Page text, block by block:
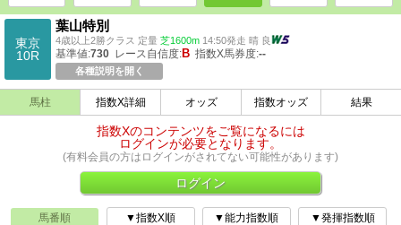
東京
10R
葉山特別
4歳以上2勝クラス 定量 芝1600m 14:50発走 晴 良
基準値:730 レース自信度:B 指数X馬券度:--
各種説明を開く
馬柱 指数X詳細 オッズ 指数オッズ 結果
指数Xのコンテンツをご覧になるには
ログインが必要となります。
(有料会員の方はログインがされてない可能性があります)
ログイン
馬番順 ▼指数X順 ▼能力指数順 ▼発揮指数順